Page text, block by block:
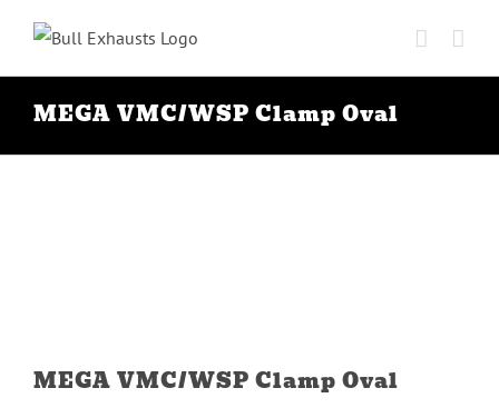
inhoud
MEGA VMC/WSP Clamp Oval
MEGA VMC/WSP Clamp Oval